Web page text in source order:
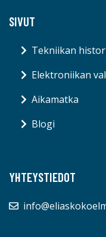
SIVUT
Tekniikan
Elektroniikan
Aikamatka
Blogi
YHTEYSTIEDOT